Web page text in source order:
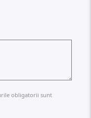
obligatorii sunt